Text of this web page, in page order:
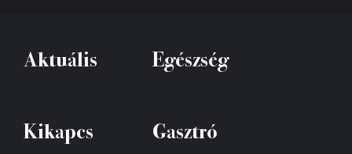
Aktuális Egészség
Kikapcs Gasztró